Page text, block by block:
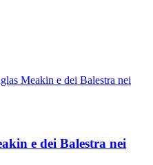
Meakin e dei Balestra nei
e dei Balestra nei